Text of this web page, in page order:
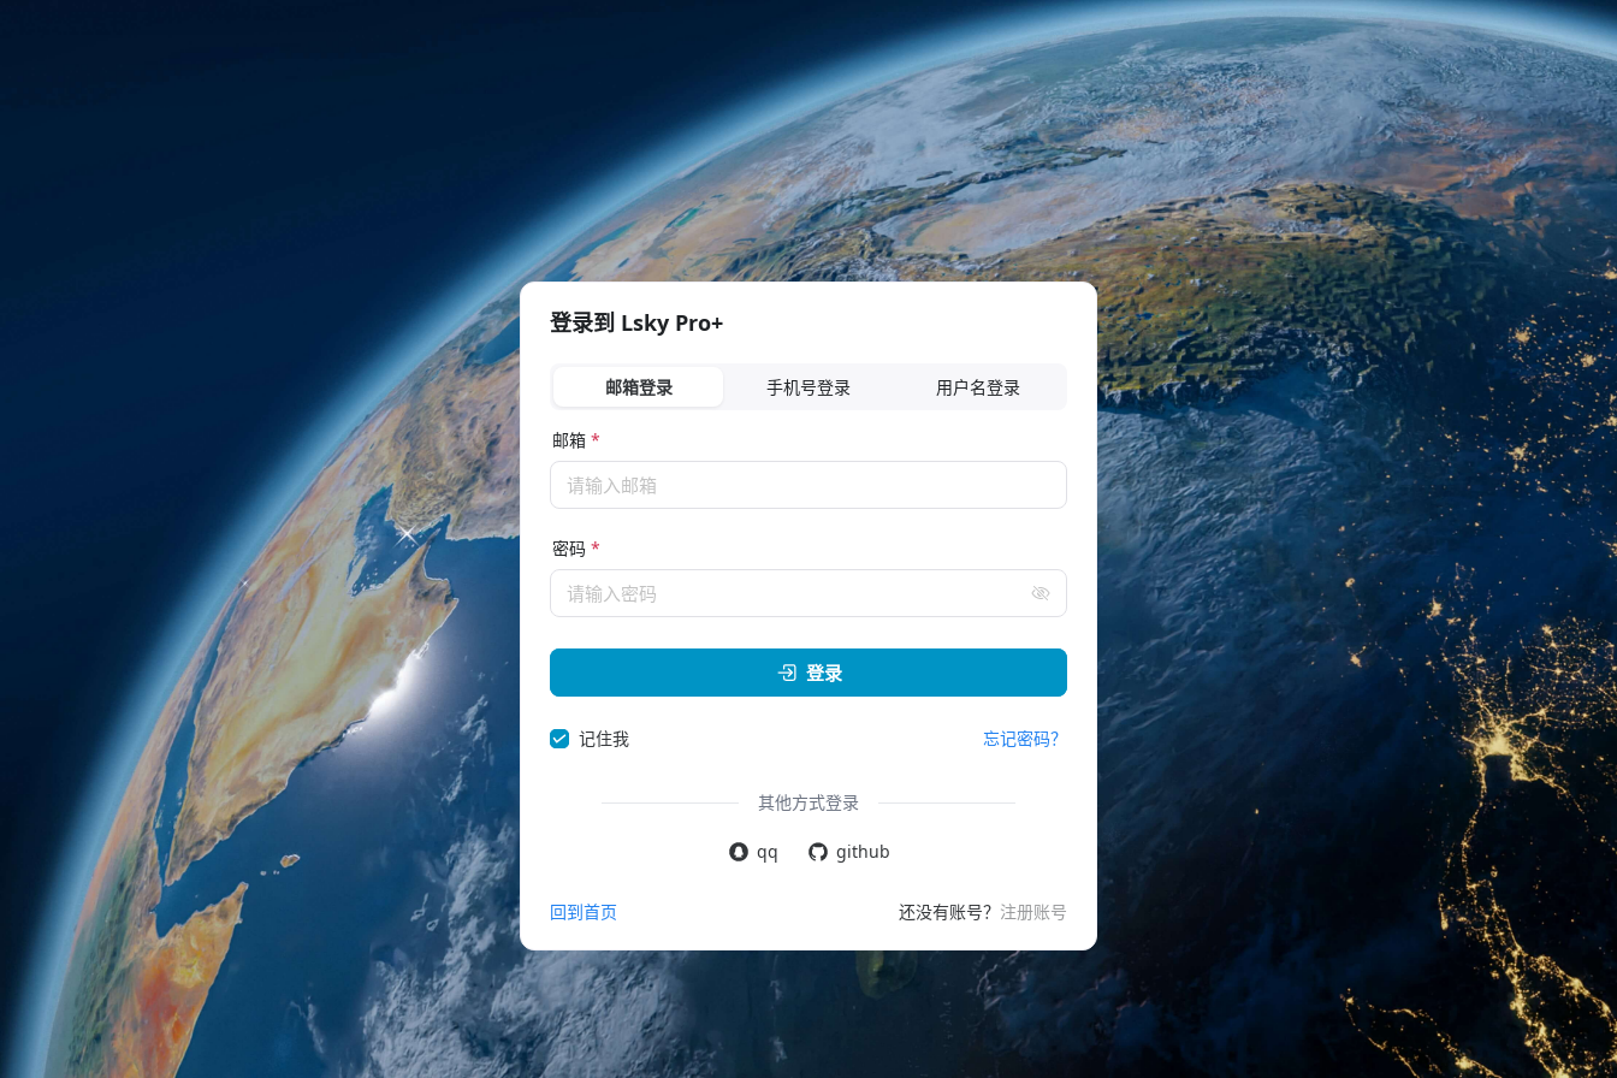
登录到 Lsky Pro+
邮箱登录 手机号登录 用户名登录
邮箱 *
请输入邮箱
密码 *
请输入密码
登录
记住我 忘记密码？
其他方式登录
qq github
回到首页 还没有账号？ 注册账号